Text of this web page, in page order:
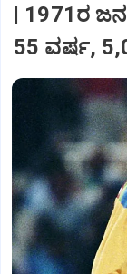
| 1971ರ
55 ವರ್ಷ,